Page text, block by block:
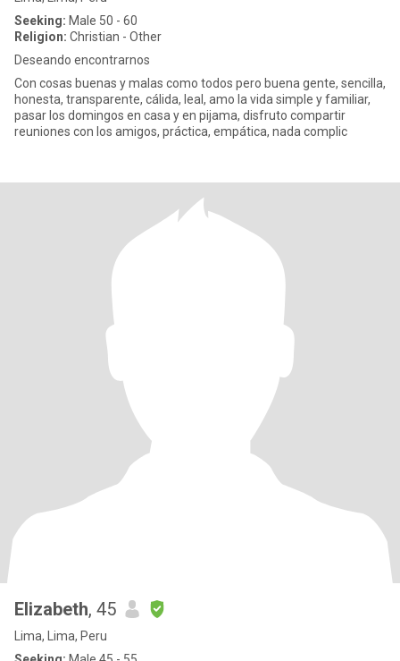
Seeking: Male 50 - 60
Religion: Christian - Other
Deseando encontrarnos
Con cosas buenas y malas como todos pero buena gente, sencilla,
honesta, transparente, cálida, leal, amo la vida simple y familiar,
pasar los domingos en casa y en pijama, disfruto compartir
reuniones con los amigos, práctica, empática, nada complic
Elizabeth, 45
Lima, Lima, Peru